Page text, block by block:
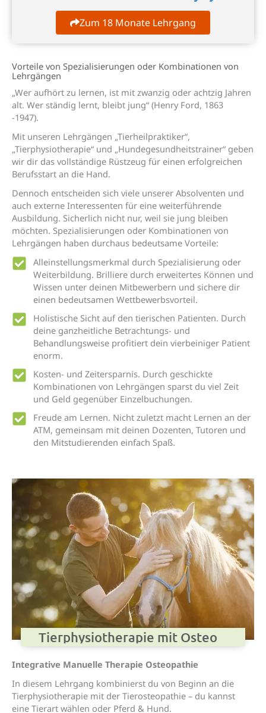
Zum 18 Monate Lehrgang
Vorteile von Spezialisierungen oder Kombinationen von
Lehrgängen
„Wer aufhört zu lernen, ist mit zwanzig oder achtzig Jahren
alt. Wer ständig lernt, bleibt jung“ (Henry Ford, 1863
-1947).
Mit unseren Lehrgängen „Tierheilpraktiker“,
„Tierphysiotherapie“ und „Hundegesundheitstrainer“ geben
wir dir das vollständige Rüstzeug für einen erfolgreichen
Berufsstart an die Hand.
Dennoch entscheiden sich viele unserer Absolventen und
auch externe Interessenten für eine weiterführende
Ausbildung. Sicherlich nicht nur, weil sie jung bleiben
möchten. Spezialisierungen oder Kombinationen von
Lehrgängen haben durchaus bedeutsame Vorteile:
Alleinstellungsmerkmal durch Spezialisierung oder
Weiterbildung. Brilliere durch erweitertes Können und
Wissen unter deinen Mitbewerbern und sichere dir
einen bedeutsamen Wettbewerbsvorteil.
Holistische Sicht auf den tierischen Patienten. Durch
deine ganzheitliche Betrachtungs- und
Behandlungsweise profitiert dein vierbeiniger Patient
enorm.
Kosten- und Zeitersparnis. Durch geschickte
Kombinationen von Lehrgängen sparst du viel Zeit
und Geld gegenüber Einzelbuchungen.
Freude am Lernen. Nicht zuletzt macht Lernen an der
ATM, gemeinsam mit deinen Dozenten, Tutoren und
den Mitstudierenden einfach Spaß.
Tierphysiotherapie mit Osteo
Integrative Manuelle Therapie Osteopathie
In diesem Lehrgang kombinierst du von Beginn an die
Tierphysiotherapie mit der Tierosteopathie – du kannst
eine Tierart wählen oder Pferd & Hund.